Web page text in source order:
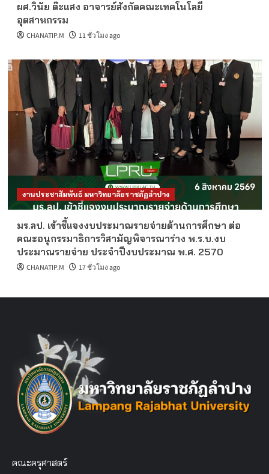
ผศ.วินัย ต๊ะแสง อาจารย์สังกัดคณะเทคโนโลยี
อุตสาหกรรม
CHANATIP.M 11 ชั่วโมง ago
งานประชาสัมพันธ์ มหาวิทยาลัยราชภัฏลำปาง
มร.ลป. เข้าชี้แจงงบประมาณรายจ่ายด้านการศึกษา ต่อ
คณะอนุกรรมาธิการวิสามัญพิจารณาร่าง พ.ร.บ.งบ
ประมาณรายจ่าย ประจำปีงบประมาณ พ.ศ. 2570
CHANATIP.M 17 ชั่วโมง ago
คณะครุศาสตร์